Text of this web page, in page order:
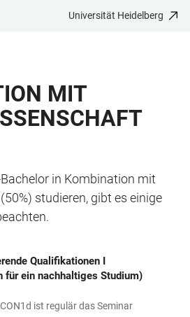
Universität Heidelberg
MIT
in Kombination mit
studieren, gibt es einige
Qualifikationen I
für ein nachhaltiges Studium)
ist regulär das Seminar